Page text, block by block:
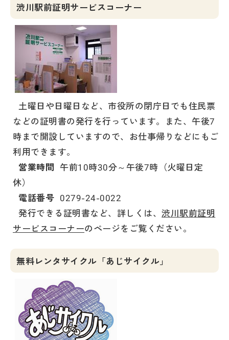
渋川駅前証明サービスコーナー
土曜日や日曜日など、市役所の閉庁日でも住民票
などの証明書の発行を行っています。また、午後7
時まで開設していますので、お仕事帰りなどにもご
利用できます。
営業時間午前10時30分～午後7時（火曜日定
休）
電話番号 0279-24-0022
発行できる証明書など、詳しくは、渋川駅前証明
サービスコーナーのページをご覧ください。
無料レンタサイクル「あじサイクル」